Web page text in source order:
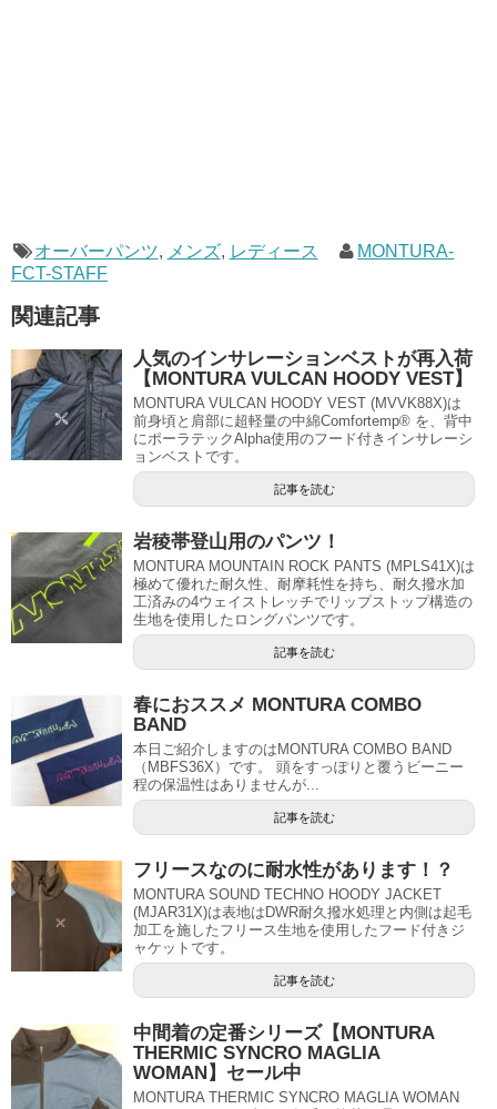
オーバーパンツ, メンズ, レディース
MONTURA-
FCT-STAFF
関連記事
人気のインサレーションベストが再入荷
【MONTURA VULCAN HOODY VEST】
MONTURA VULCAN HOODY VEST (MVVK88X)は
前身頃と肩部に超軽量の中綿Comfortemp® を、背中
にポーラテックAlpha使用のフード付きインサレーシ
ョンベストです。
記事を読む
岩稜帯登山用のパンツ！
MONTURA MOUNTAIN ROCK PANTS (MPLS41X)は
極めて優れた耐久性、耐摩耗性を持ち、耐久撥水加
工済みの4ウェイストレッチでリップストップ構造の
生地を使用したロングパンツです。
記事を読む
春におススメ MONTURA COMBO
BAND
本日ご紹介しますのはMONTURA COMBO BAND
（MBFS36X）です。 頭をすっぽりと覆うビーニー
程の保温性はありませんが...
記事を読む
フリースなのに耐水性があります！？
MONTURA SOUND TECHNO HOODY JACKET
(MJAR31X)は表地はDWR耐久撥水処理と内側は起毛
加工を施したフリース生地を使用したフード付きジ
ャケットです。
記事を読む
中間着の定番シリーズ【MONTURA
THERMIC SYNCRO MAGLIA
WOMAN】セール中
MONTURA THERMIC SYNCRO MAGLIA WOMAN